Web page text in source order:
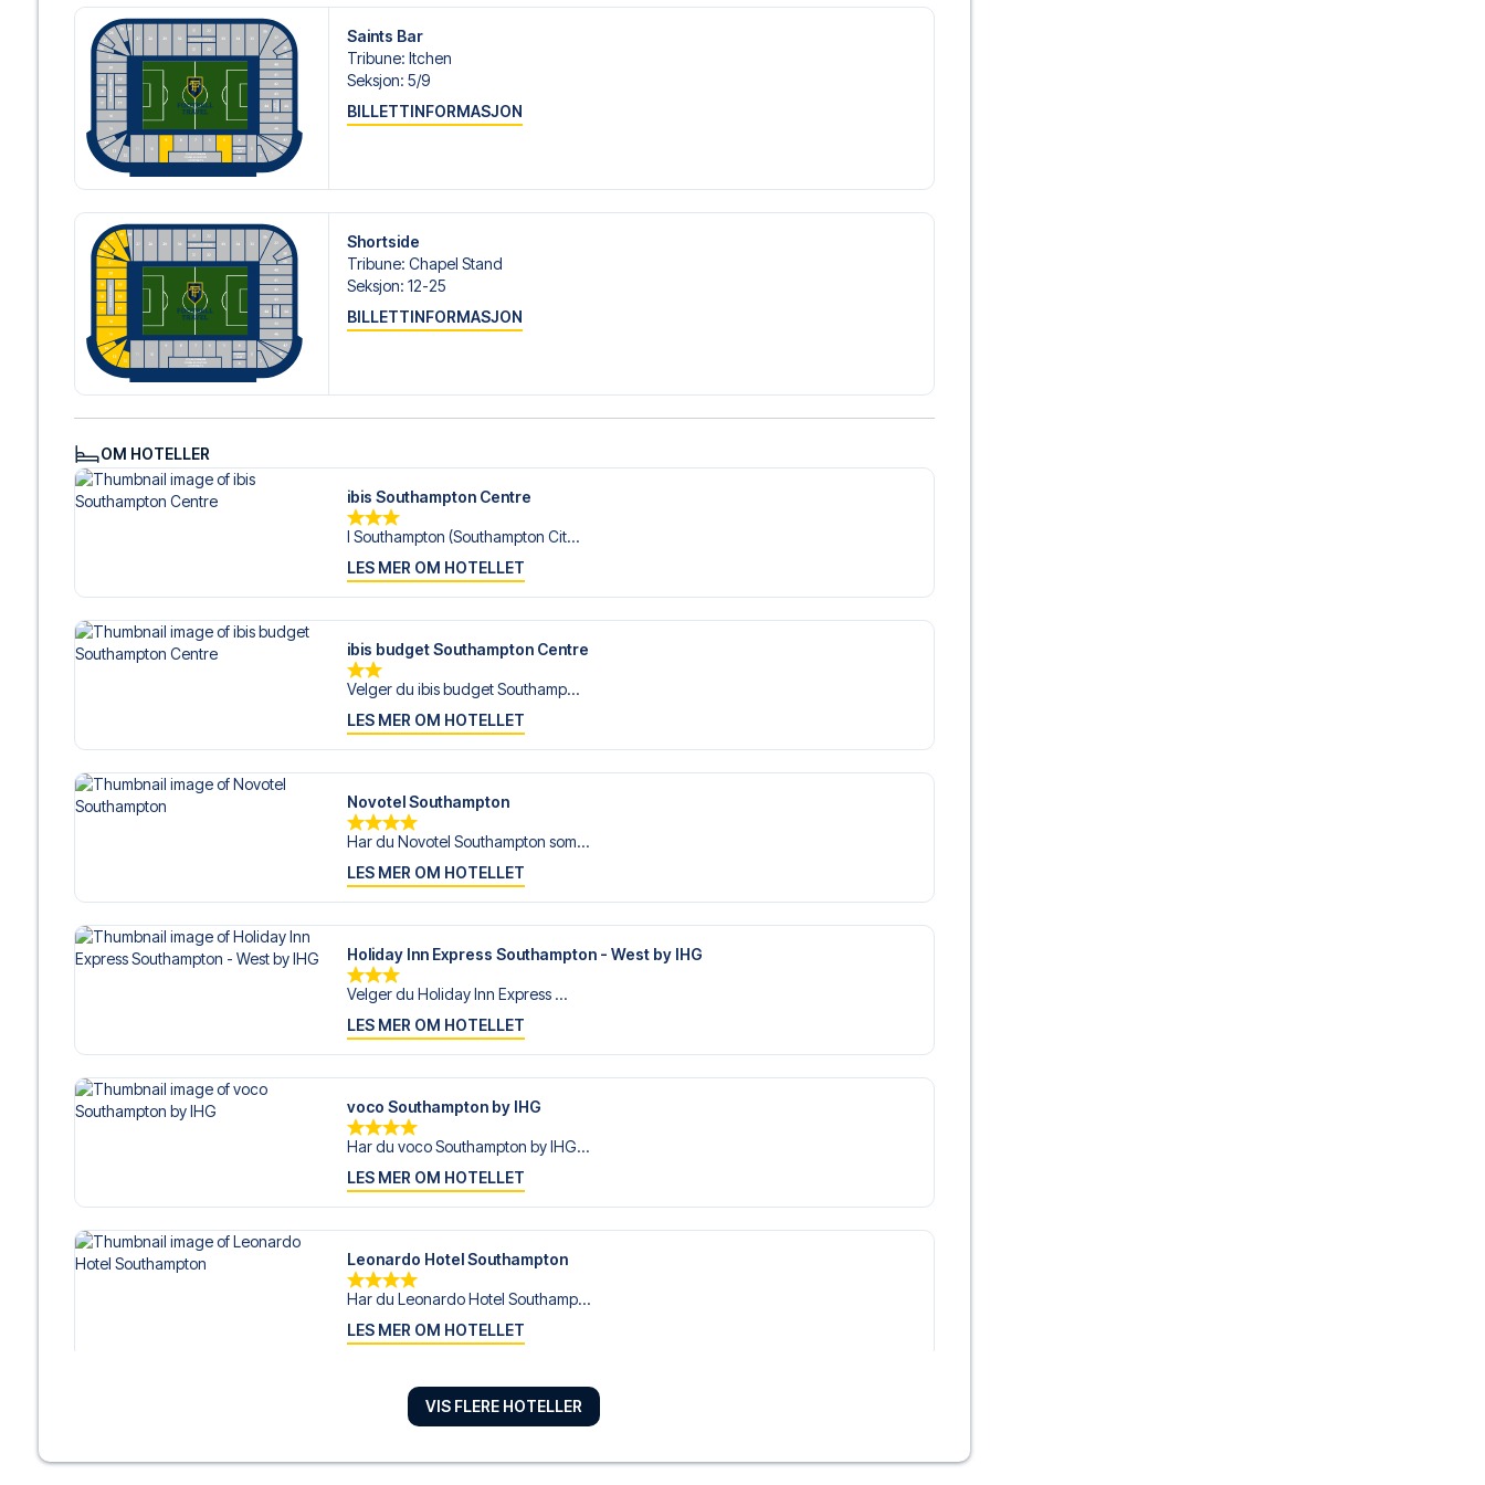
personlig service både før og under reisen. Vi er tilgjengelige på+47 73 02 20 22ellerherdersom du trenger
hjelp til å bestille reisen.
Er du klar for å oppleve Southampton på St. Mary's Stadium mot Sheffield United? Kontakt oss idag, og la oss hjelpe
deg med å realisere din fotballreisedrøm!
Saints Bar
Tribune: Itchen
Seksjon: 5/​9
BILLETTINFORMASJON
Shortside
Tribune: Chapel Stand
Seksjon: 12-25
BILLETTINFORMASJON
OM HOTELLER
ibis Southampton Centre
I Southampton (Southampton Cit...
LES MER OM HOTELLET
ibis budget Southampton Centre
Velger du ibis budget Southamp...
LES MER OM HOTELLET
Novotel Southampton
Har du Novotel Southampton som...
LES MER OM HOTELLET
Holiday Inn Express Southampton - West by IHG
Velger du Holiday Inn Express ...
LES MER OM HOTELLET
voco Southampton by IHG
Har du voco Southampton by IHG...
LES MER OM HOTELLET
Leonardo Hotel Southampton
Har du Leonardo Hotel Southamp...
LES MER OM HOTELLET
The Star HotelVIS FLERE HOTELLER